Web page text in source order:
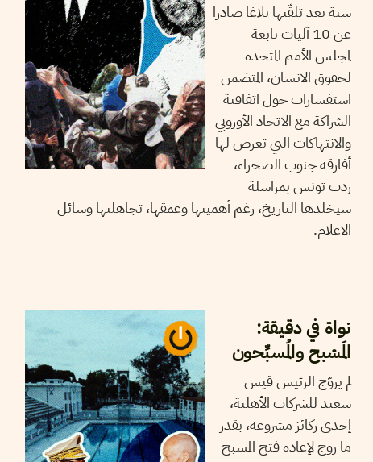
سنة بعد تلقّيها بلاغا صادرا
عن 10 آليات تابعة
لمجلس الأمم المتحدة
لحقوق الانسان، المتضمن
استفسارات حول اتفاقية
الشراكة مع الاتحاد الأوروبي
والانتهاكات التي تعرض لها
أفارقة جنوب الصحراء،
ردت تونس بمراسلة
سيخلدها التاريخ، رغم أهميتها وعمقها، تجاهلتها وسائل
الاعلام.
نواة في دقيقة:
المَسْبح والمُسبِّحون
لم يروّج الرئيس قيس
سعيد للشركات الأهلية،
إحدى ركائز مشروعه، بقدر
ما روج لإعادة فتح المسبح